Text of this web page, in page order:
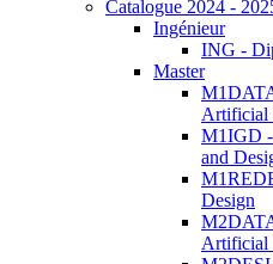
Catalogue 2024 -
Ingénieur
ING -
Master
Artificial
M1IGD
and
Design
Artificial